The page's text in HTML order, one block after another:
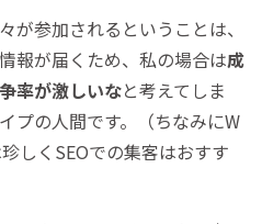
が参加されるということは、
報が届くため、私の場合は成
率が激しいなと考えてしま
プの人間です。（ちなみにW
しくSEOでの集客はおすす